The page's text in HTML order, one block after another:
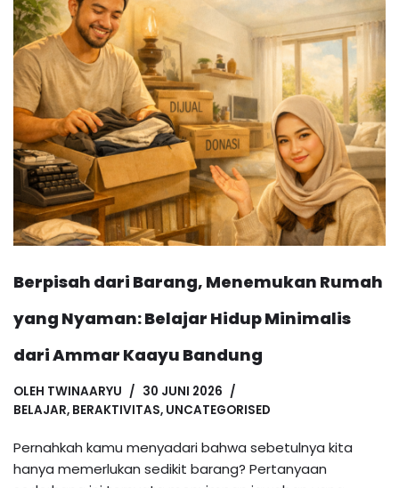
Berpisah dari Barang, Menemukan Rumah
yang Nyaman: Belajar Hidup Minimalis
dari Ammar Kaayu Bandung
OLEH TWINAARYU
30 JUNI 2026
BELAJAR, BERAKTIVITAS, UNCATEGORISED
Pernahkah kamu menyadari bahwa sebetulnya kita
hanya memerlukan sedikit barang? Pertanyaan